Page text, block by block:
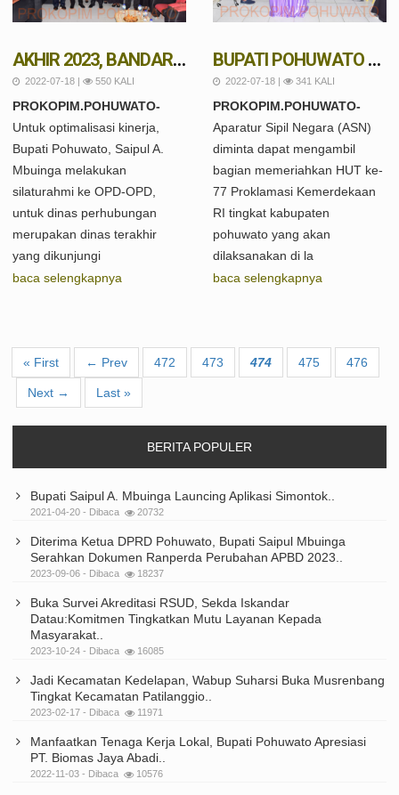
AKHIR 2023, BANDARA POHUWATO BEROPERASI
2022-07-18 | 550 KALI
PROKOPIM.POHUWATO-
Untuk optimalisasi kinerja,
Bupati Pohuwato, Saipul A.
Mbuinga melakukan
silaturahmi ke OPD-OPD,
untuk dinas perhubungan
merupakan dinas terakhir
yang dikunjungi
baca selengkapnya
BUPATI POHUWATO MINTA ASN AMBIL BAGIAN PADA HUT PROKLAMASI KEMERDEKAAN RI DI POPAYATO
2022-07-18 | 341 KALI
PROKOPIM.POHUWATO-
Aparatur Sipil Negara (ASN)
diminta dapat mengambil
bagian memeriahkan HUT ke-
77 Proklamasi Kemerdekaan
RI tingkat kabupaten
pohuwato yang akan
dilaksanakan di la
baca selengkapnya
« First ← Prev 472 473 474 475 476
Next → Last »
BERITA POPULER
Bupati Saipul A. Mbuinga Launcing Aplikasi Simontok..
2021-04-20 - Dibaca 20732
Diterima Ketua DPRD Pohuwato, Bupati Saipul Mbuinga
Serahkan Dokumen Ranperda Perubahan APBD 2023..
2023-09-06 - Dibaca 18237
Buka Survei Akreditasi RSUD, Sekda Iskandar
Datau:Komitmen Tingkatkan Mutu Layanan Kepada
Masyarakat..
2023-10-24 - Dibaca 16085
Jadi Kecamatan Kedelapan, Wabup Suharsi Buka Musrenbang
Tingkat Kecamatan Patilanggio..
2023-02-17 - Dibaca 11971
Manfaatkan Tenaga Kerja Lokal, Bupati Pohuwato Apresiasi
PT. Biomas Jaya Abadi..
2022-11-03 - Dibaca 10576